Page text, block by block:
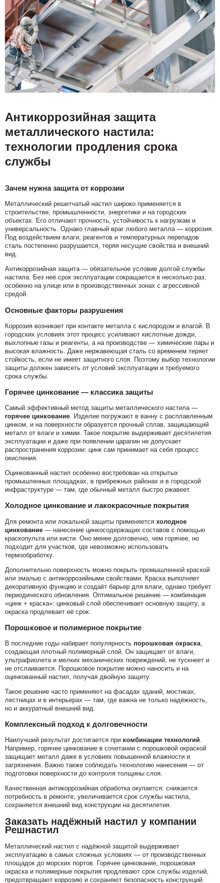
Антикоррозийная защита
металлического настила:
технологии продления срока
службы
Зачем нужна защита от коррозии
Металлический решетчатый настил широко применяется в
строительстве, промышленности, энергетике и на городских
объектах. Его отличают прочность, устойчивость к нагрузкам и
универсальность. Однако главный враг любого металла — коррозия.
Под воздействием влаги, реагентов и температурных перепадов
сталь постепенно разрушается, теряя несущие свойства и внешний
вид.
Антикоррозийная защита — обязательное условие долгой службы
настила. Без неё срок эксплуатации сокращается в несколько раз,
особенно на улице или в производственных зонах с агрессивной
средой.
Основные факторы разрушения
Коррозия возникает при контакте металла с кислородом и влагой. В
городских условиях этот процесс усиливают кислотные дожди,
выхлопные газы и реагенты, а на производстве — химические пары и
высокая влажность. Даже нержавеющая сталь со временем теряет
стойкость, если не имеет защитного слоя. Поэтому выбор технологии
защиты должен зависеть от условий эксплуатации и требуемого
срока службы.
Горячее цинкование — классика защиты
Самый эффективный метод защиты металлического настила —
горячее цинкование. Изделие погружают в ванну с расплавленным
цинком, и на поверхности образуется прочный сплав, защищающий
металл от влаги и химии. Такое покрытие выдерживает десятилетия
эксплуатации и даже при появлении царапин не допускает
распространения коррозии: цинк сам принимает на себя процесс
окисления.
Оцинкованный настил особенно востребован на открытых
промышленных площадках, в прибрежных районах и в городской
инфраструктуре — там, где обычный металл быстро ржавеет.
Холодное цинкование и лакокрасочные покрытия
Для ремонта или локальной защиты применяется холодное
цинкование — нанесение цинкосодержащих составов с помощью
краскопульта или кисти. Оно менее долговечно, чем горячее, но
подходит для участков, где невозможно использовать
термообработку.
Дополнительно поверхность можно покрыть промышленной краской
или эмалью с антикоррозийными свойствами. Краска выполняет
декоративную функцию и создаёт барьер для влаги, однако требует
периодического обновления. Оптимальное решение — комбинация
«цинк + краска»: цинковый слой обеспечивает основную защиту, а
окраска продлевает её срок.
Порошковое и полимерное покрытие
В последние годы набирает популярность порошковая окраска,
создающая плотный полимерный слой. Он защищает от влаги,
ультрафиолета и мелких механических повреждений, не тускнеет и
не отслаивается. Порошковое покрытие можно наносить и на
оцинкованный настил, получая двойную защиту.
Такое решение часто применяют на фасадах зданий, мостиках,
лестницах и в интерьерах — там, где важна не только надёжность,
но и аккуратный внешний вид.
Комплексный подход к долговечности
Наилучший результат достигается при комбинации технологий.
Например, горячее цинкование в сочетании с порошковой окраской
защищает металл даже в условиях повышенной влажности и
загрязнения. Важно также соблюдать технологию нанесения — от
подготовки поверхности до контроля толщины слоя.
Качественная антикоррозийная обработка окупается: снижается
потребность в ремонте, увеличивается срок службы настила,
сохраняется внешний вид конструкции на десятилетия.
Заказать надёжный настил у компании
Решнастил
Металлический настил с надёжной защитой выдерживает
эксплуатацию в самых сложных условиях — от производственных
площадок до морских портов. Горячее цинкование, порошковая
окраска и полимерные покрытия продлевают срок службы изделий,
предотвращают коррозию и сохраняют безопасность конструкций.